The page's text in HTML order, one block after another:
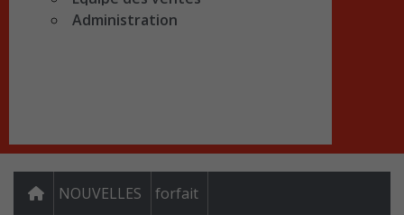
Administration
NOUVELLES forfait